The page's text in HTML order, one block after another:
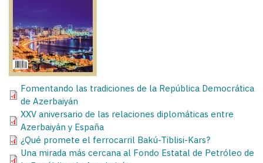
Fomentando las tradiciones de la República Democrática
de Azerbaiyán
XXV aniversario de las relaciones diplomáticas entre
Azerbaiyán y España
¿Qué promete el ferrocarril Bakú-Tiblisi-Kars?
Una mirada más cercana al Fondo Estatal de Petróleo de